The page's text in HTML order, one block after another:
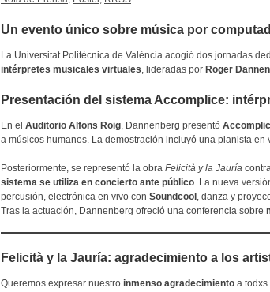
Un evento único sobre música por
La Universitat Politècnica de València acogió dos jornadas
intérpretes musicales virtuales, lideradas por Roger
Presentación del sistema Accomplice:
En el Auditorio Alfons Roig, Dannenberg presentó
a músicos humanos. La demostración incluyó una pianista
Posteriormente, se representó la obra Felicità y la Jauría
sistema se utiliza en concierto ante público. La nueva
percusión, electrónica en vivo con Soundcool , danza y
Tras la actuación, Dannenberg ofreció una conferencia sobre
Felicità y la Jauría: agradecimiento a los
Queremos expresar nuestro inmenso agradecimiento a